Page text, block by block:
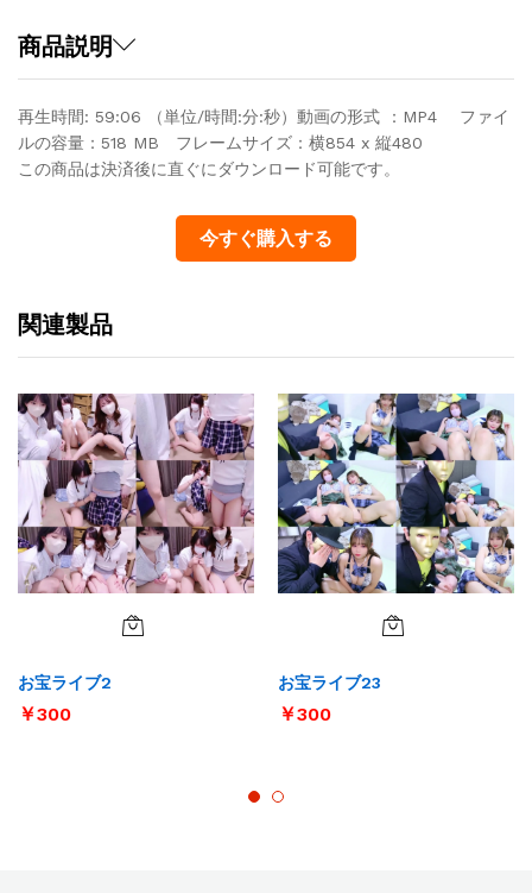
商品説明
再生時間: 59:06 （単位/時間:分:秒）動画の形式 ：MP4 ファイ
ルの容量：518 MB フレームサイズ：横854 x 縦480
この商品は決済後に直ぐにダウンロード可能です。
今すぐ購入する
関連製品
お宝ライブ2
￥300
お宝ライブ23
￥300